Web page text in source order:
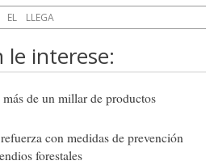
EL LLEGA
le interese:
de un millar de productos
con medidas de prevención
forestales